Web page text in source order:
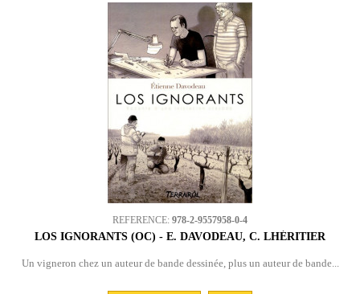
REFERENCE: 978-2-9557958-0-4
LOS IGNORANTS (OC) - E. DAVODEAU, C. LHÉRITIER
Un vigneron chez un auteur de bande dessinée, plus un auteur de bande...